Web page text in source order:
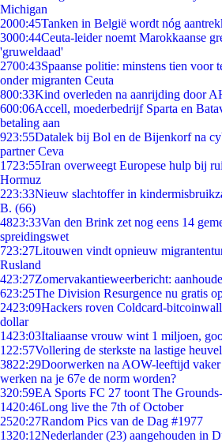
Michigan
2000:45Tanken in België wordt nóg
3000:44Ceuta-leider noemt Marokkaanse
'gruweldaad'
2700:43Spaanse politie: minstens tien voor
onder migranten Ceuta
800:33Kind overleden na aanrijding door
600:06Accell, moederbedrijf Sparta en
betaling aan
923:55Datalek bij Bol en de Bijenkorf na
partner Ceva
1723:55Iran overweegt Europese hulp bij
Hormuz
223:33Nieuw slachtoffer in
B. (66)
4823:33Van den Brink zet nog eens 14
spreidingswet
723:27Litouwen vindt opnieuw
Rusland
423:27Zomervakantieweerbericht:
623:25The Division Resurgence nu gratis
2423:09Hackers roven Coldcard-
dollar
1423:03Italiaanse vrouw wint 1 miljoen,
1 22:57Vollering de sterkste na lastige
3822:29Doorwerken na AOW-leeftijd vaker
werken na je 67e de norm worden?
320:59EA Sports FC 27 toont The
1420:46Long live the 7th of October
2520:27Random Pics van de Dag #1977
1320:12Nederlander (23) aangehouden in